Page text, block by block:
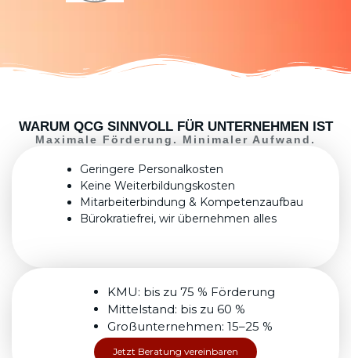
WARUM QCG SINNVOLL FÜR UNTERNEHMEN IST
Maximale Förderung. Minimaler Aufwand.​
Geringere Personalkosten
Keine Weiterbildungskosten
Mitarbeiterbindung & Kompetenzaufbau
Bürokratiefrei, wir übernehmen alles
KMU: bis zu 75 % Förderung
Mittelstand: bis zu 60 %
Großunternehmen: 15–25 %
Jetzt Beratung vereinbaren